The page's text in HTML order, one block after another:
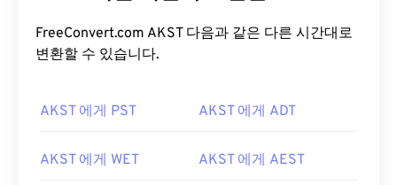
FreeConvert.com AKST 다음과 같은 다른 시간대로
변환할 수 있습니다.
AKST 에게 PST AKST 에게 ADT
AKST 에게 WET AKST 에게 AEST